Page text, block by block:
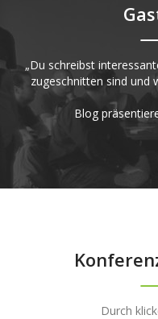
„Du schreibst
zugeschnitten sind und
Blog
Durch